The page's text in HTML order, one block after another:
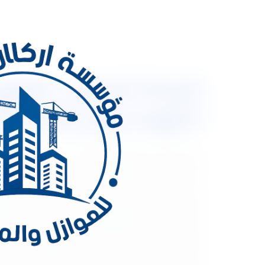
المهندسون
الصغيرة من اهم الامور التي تعطي جمالا لمنزلك
نحن شركة أركان المملكة رائدة في مجال تشطيب
نعتمد على خبرات مهندسين مختصين في مجال
المقرات الادارية والمصانع بالاضافة الى عمل
شقق ووحدات سكنية تشطيب فلل تشطيب قصور على